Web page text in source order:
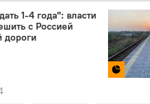
1-4 года": власти
с Россией
дороги